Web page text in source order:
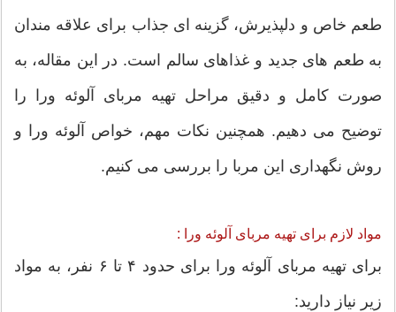
طعم خاص و دلپذیرش، گزینه ای جذاب برای علاقه مندان
به طعم های جدید و غذاهای سالم است. در این مقاله، به
صورت کامل و دقیق مراحل تهیه مربای آلوئه ورا را
توضیح می دهیم. همچنین نکات مهم، خواص آلوئه ورا و
روش نگهداری این مربا را بررسی می کنیم.
مواد لازم برای تهیه مربای آلوئه ورا :
برای تهیه مربای آلوئه ورا برای حدود ۴ تا ۶ نفر، به مواد
زیر نیاز دارید: